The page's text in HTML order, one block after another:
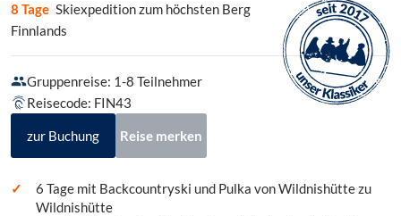
8 Tage Skiexpedition zum höchsten Berg
Finnlands
Gruppenreise: 1-8 Teilnehmer
Reisecode: FIN43
zur Buchung Reise merken
6 Tage mit Backcountryski und Pulka von Wildnishütte zu
Wildnishütte